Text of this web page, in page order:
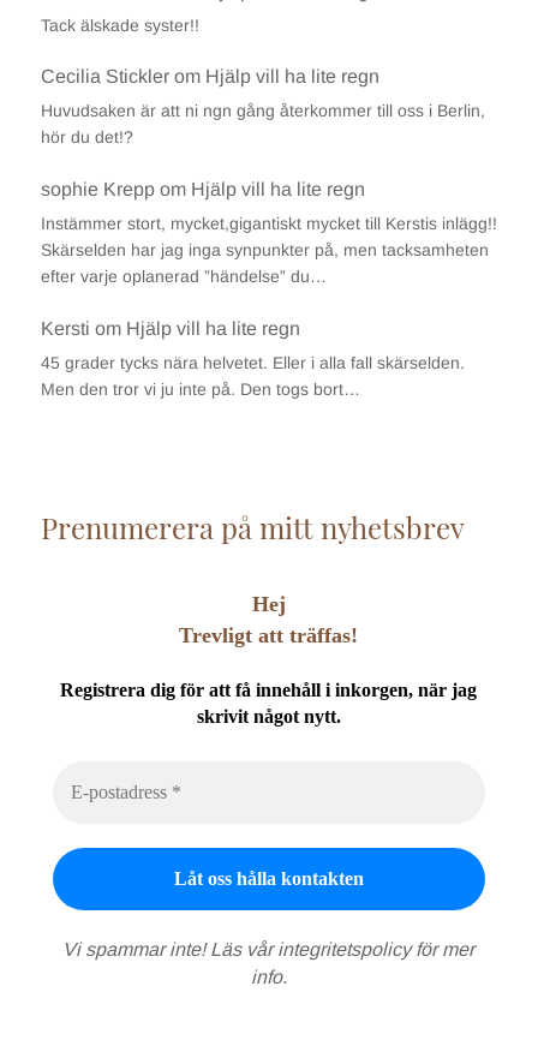
Tack älskade syster!!
Cecilia Sticklerom Hjälp vill ha lite regn
Huvudsaken är att ni ngn gång återkommer till oss i Berlin,
hör du det!?
sophie Kreppom Hjälp vill ha lite regn
Instämmer stort, mycket,gigantiskt mycket till Kerstis inlägg!!
Skärselden har jag inga synpunkter på, men tacksamheten
efter varje oplanerad ”händelse” du…
Kersti om Hjälp vill ha lite regn
45 grader tycks nära helvetet. Eller i alla fall skärselden.
Men den tror vi ju inte på. Den togs bort…
Prenumerera på mitt nyhetsbrev
Hej
Trevligt att träffas!
Registrera dig för att få innehåll i inkorgen, när jag
skrivit något nytt.
Vi spammar inte! Läs vårintegritetspolicyför mer
info.